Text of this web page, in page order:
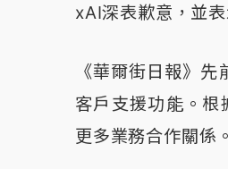
xAI深表歉意，並
《華爾街日報》
客戶支援功能。
更多業務合作關係。